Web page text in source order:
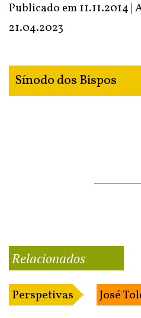
Publicado em 11.11.2014
21.04.2023
Sínodo dos Bispos
Relacionados
Perspetivas José